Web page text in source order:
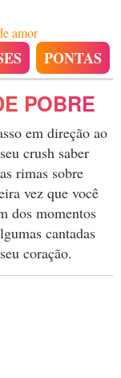
amor
PONTAS
POBRE
em direção ao
crush saber
rimas sobre
vez que você
dos momentos
cantadas
coração.